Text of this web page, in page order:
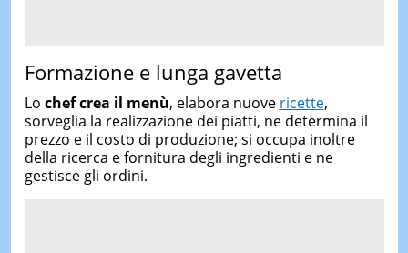
Formazione e lunga gavetta
Lo chef crea il menù, elabora nuove ricette,
sorveglia la realizzazione dei piatti, ne determina il
prezzo e il costo di produzione; si occupa inoltre
della ricerca e fornitura degli ingredienti e ne
gestisce gli ordini.